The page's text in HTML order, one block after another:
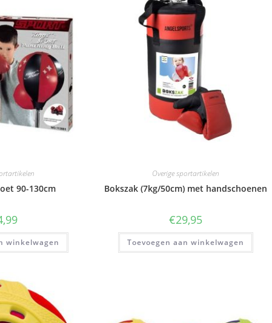
90-130cm
winkelwagen
Overige sportartikelen
Bokszak (7kg/50cm) met handschoenen
€29,95
Toevoegen aan winkelwagen